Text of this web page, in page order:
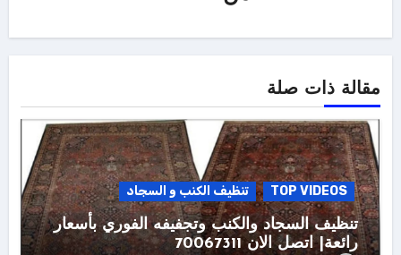
مقالة ذات صلة
TOP VIDEOS تنظيف الكنب و السجاد
تنظيف السجاد والكنب وتجفيفه الفوري بأسعار
رائعة| اتصل الان 70067311